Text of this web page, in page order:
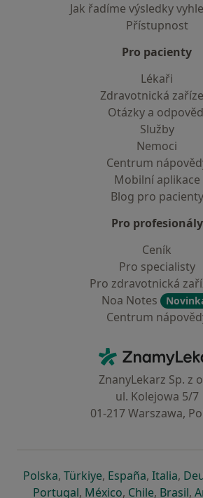
Jak řadíme výsledky
Přístupnost
Pro pacienty
Lékaři
Zdravotnická
Otázky a
Služby
Nemoci
Centrum
Mobilní aplikace
Blog pro pacienty
Pro profesionály
Ceník
Pro specialisty
Pro zdravotnická
Noa Notes
Centrum
ZnanyLekarz Sp. z
ul. Kolejowa 5/7
01-217 Warszawa,
Polskase otevře v nové záložce
, Türkiyese otevře v nové
, Españase otevře
, Italiase
,
Portugalse otevře v nové
, Méxicose otevře v
, Chilese
, Brasil,